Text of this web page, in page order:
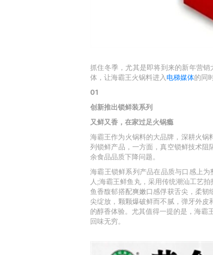
抓住冬季，尤其是即将到来的新年营
体，让海霸王火锅料进入 电梯媒体的同
01
创新推出锁鲜装系列
又鲜又香，在家过足火锅瘾
海霸王作为火锅料的大品牌，深耕火锅
列锁鲜产品，一方面，真空锁鲜技术
余食品品质下降问题。
海霸王锁鲜系列产品在品质与口感上
人 ;海霸王鲜鱼丸，采用传统潮汕工艺
鱼香馥郁搭配爽嫩口感俘获舌尖，柔
尖绽放，颗颗爆破鲜而不腻，弹牙外皮
的醇香体验。尤其值得一提的是，海霸
回味无穷。